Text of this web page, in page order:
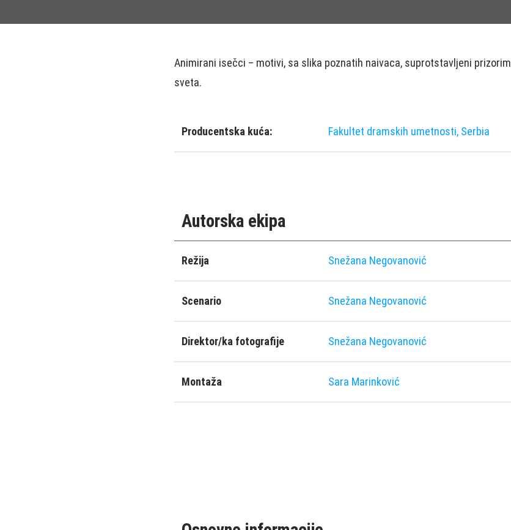
Animirani isečci – motivi, sa slika poznatih naivaca, suprotstavljeni
sveta.
Producentska kuća: Fakultet dramskih umetnosti, Serbia
Autorska ekipa
Režija Snežana Negovanović
Scenario Snežana Negovanović
Direktor/ka fotografije Snežana Negovanović
Montaža Sara Marinković